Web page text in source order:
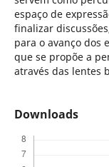
espaço de
finalizar
para o avanço dos
que se propõe a
através das lentes
Downloads